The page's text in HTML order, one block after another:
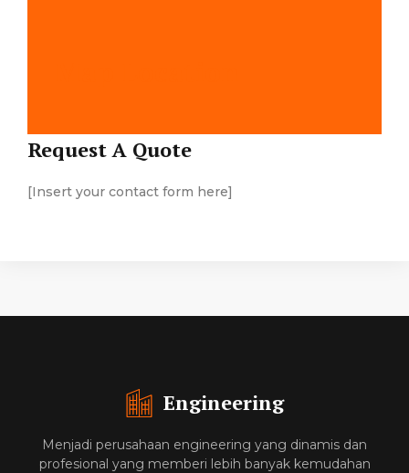
Request A Quote
[Insert your contact form here]
Engineering
Menjadi perusahaan engineering yang dinamis dan
profesional yang memberi lebih banyak kemudahan